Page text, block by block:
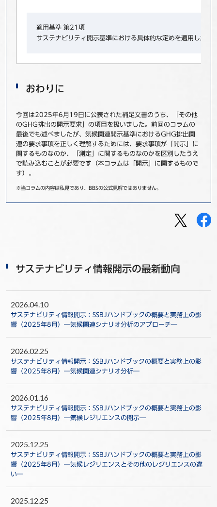
適用基準 第21項
サステナビリティ開示基準における具体的な定めを適用した
おわりに
今回は2025年6月19日に公表された補足文書のうち、「その他
のGHG排出の開示要求」の項目を扱いました。前回のコラムの
最後でも述べましたが、気候関連開示基準におけるGHG排出関
連の要求事項を正しく理解するためには、要求事項が「開示」に
関するものなのか、「測定」に関するものなのかを区別したうえ
で読み込むことが必要です（本コラムは「開示」に関するもので
す）。
※当コラムの内容は私見であり、BBSの公式見解ではありません。
サステナビリティ情報開示の最新動向
2026.04.10
サステナビリティ情報開示：SSBJハンドブックの概要と実務上の影
響（2025年8月）―気候関連シナリオ分析のアプローチ―
2026.02.25
サステナビリティ情報開示：SSBJハンドブックの概要と実務上の影
響（2025年8月）―気候関連シナリオ分析―
2026.01.16
サステナビリティ情報開示：SSBJハンドブックの概要と実務上の影
響（2025年8月）―気候レジリエンスの開示―
2025.12.25
サステナビリティ情報開示：SSBJハンドブックの概要と実務上の影
響（2025年8月）―気候レジリエンスとその他のレジリエンスの違
い―
2025.12.25